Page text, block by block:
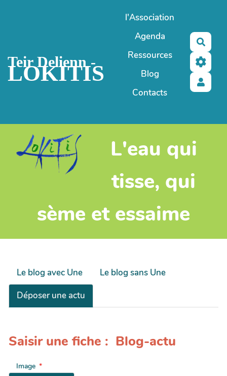
Teir Delienn -
LOKITIS
l'Association
Agenda
Ressources
Blog
Contacts
L'eau qui
tisse, qui
sème et essaime
Le blog avec Une
Le blog sans Une
Déposer une actu
Saisir une fiche : Blog-actu
Image